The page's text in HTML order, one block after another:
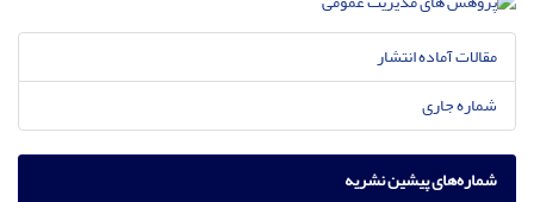
مقالات آماده انتشار
شماره جاری
شماره‌های پیشین نشریه